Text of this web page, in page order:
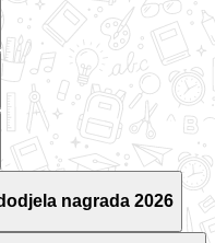
nagrada 2026